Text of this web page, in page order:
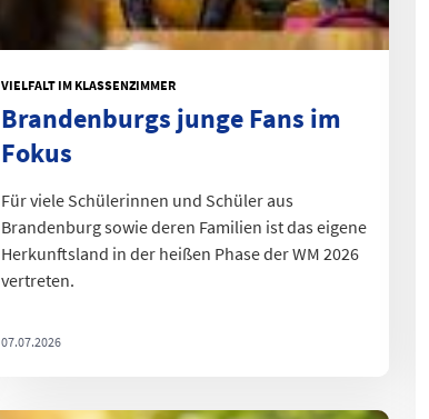
VIELFALT IM KLASSENZIMMER
Brandenburgs junge Fans im
Fokus
Für viele Schülerinnen und Schüler aus
Brandenburg sowie deren Familien ist das eigene
Herkunftsland in der heißen Phase der WM 2026
vertreten.
07.07.2026